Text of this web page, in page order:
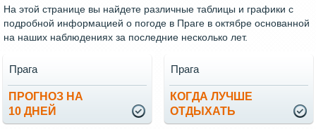
На этой странице вы найдете различные таблицы и графики с
подробной информацией о погоде в Праге в октябре основанной
на наших наблюдениях за последние несколько лет.
ПРОГНОЗ НА
10 ДНЕЙ
Прага
КОГДА ЛУЧШЕ
ОТДЫХАТЬ
Прага